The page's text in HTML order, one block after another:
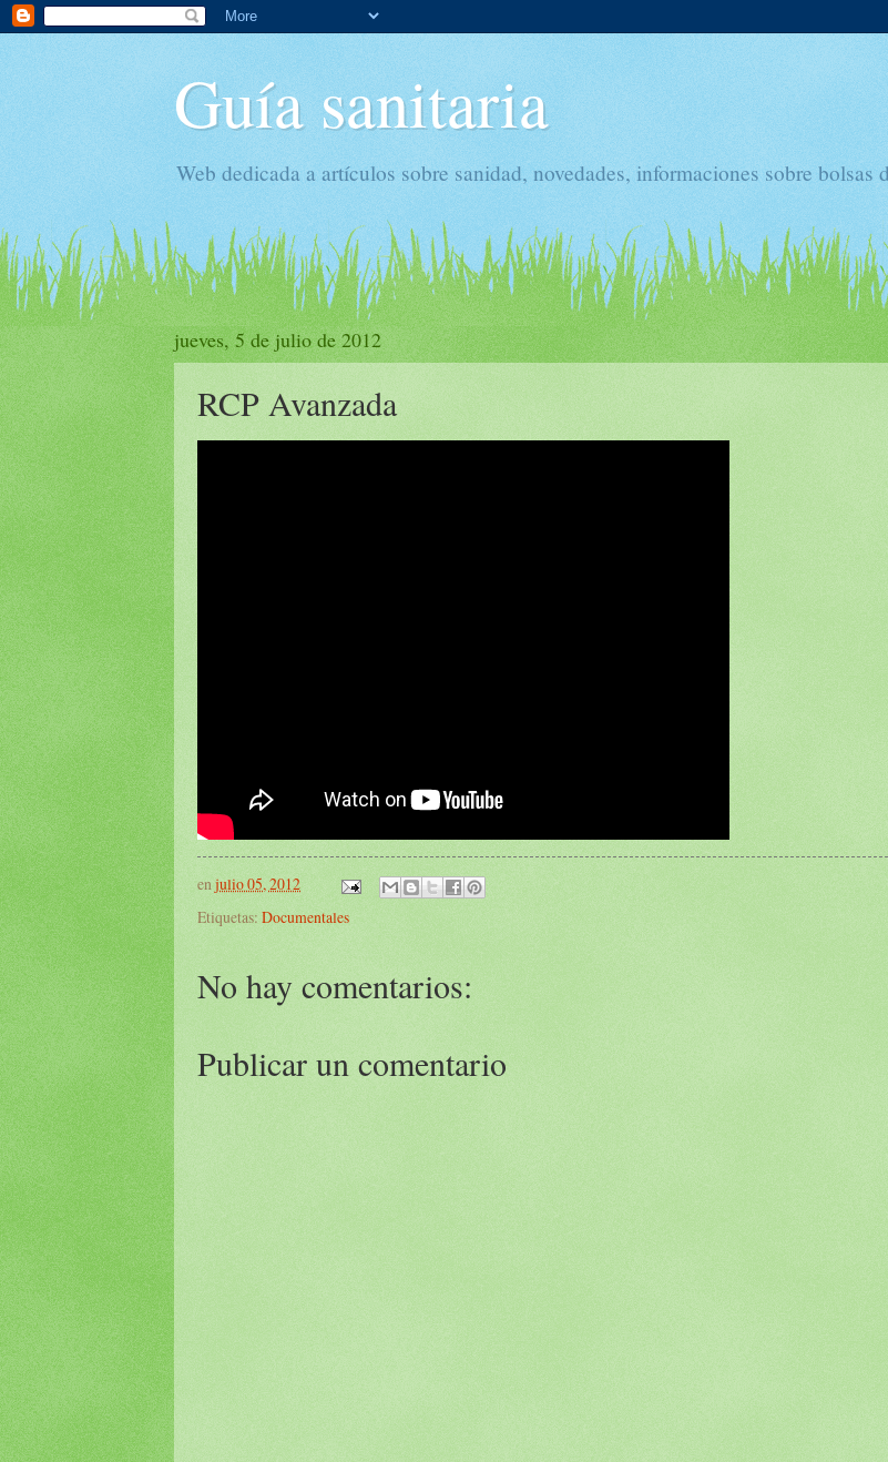
Guía sanitaria
Web dedicada a artículos sobre sanidad, novedades, informaciones sobre
jueves, 5 de julio de 2012
RCP Avanzada
enjulio 05, 2012
Etiquetas: Documentales
No hay comentarios:
Publicar un comentario